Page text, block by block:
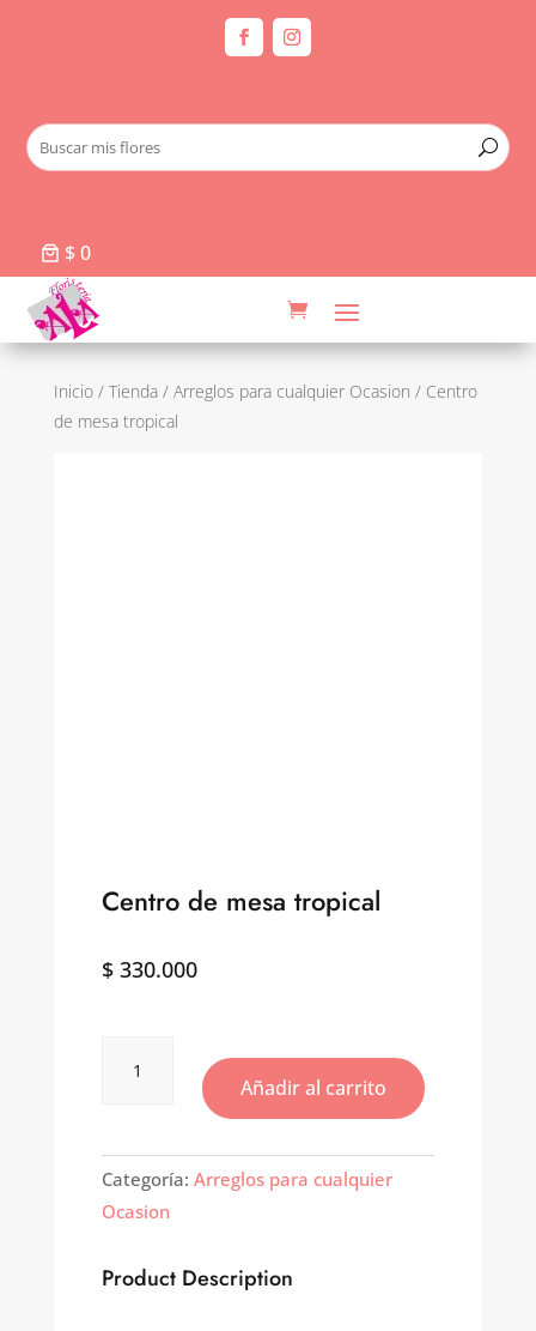
$ 0
Inicio/ Tienda/ Arreglos para cualquier Ocasion / Centro
de mesa tropical
Centro de mesa tropical
$330.000
cantidad
Añadir al carrito
Categoría: Arreglos para cualquier
Ocasion
Product Description